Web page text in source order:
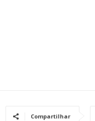
Compartilhar